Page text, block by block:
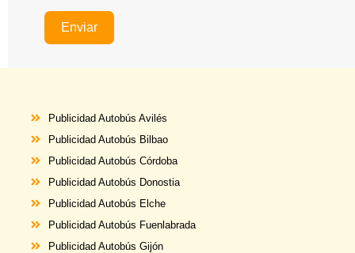
Enviar
Publicidad Autobús Avilés
Publicidad Autobús Bilbao
Publicidad Autobús Córdoba
Publicidad Autobús Donostia
Publicidad Autobús Elche
Publicidad Autobús Fuenlabrada
Publicidad Autobús Gijón